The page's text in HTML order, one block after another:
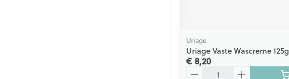
Uriage
Uriage Vaste Wascreme 125g
€ 8,20